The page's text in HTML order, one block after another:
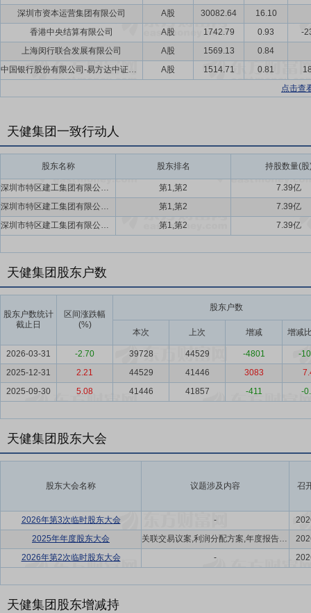
深圳市资本运营集团有限公司
A股 30082.64
16.10
香港中央结算有限公司
A股 1742.79 0.93
-
上海闵行联合发展有限公司
A股 1569.13
0.84
中国银行股份有限公司-易方达中证红利交易型开放式指数证券投资基金
A股 1514.71 0.81
点击查
天健集团一致行动人
股东名称 股东排名 持股数量(股
深圳市特区建工集团有限公司,深圳市资本运营集团有限公司 第1,第2
7.39亿
深圳市特区建工集团有限公司,深圳市资本运营集团有限公司
第1,第2
7.39亿
深圳市特区建工集团有限公司,深圳市资本运营集团有限公司
第1,第2 7.39亿
天健集团股东户数
股东户数统计
截止日
区间涨跌幅
(%)
股东户数
本次 上次 增减 增减
2026-03-31 -2.70 39728 44529 -4801
-
2025-12-31
2.21 44529 41446 3083
2025-09-30
5.08 41446 41857 -411 -
天健集团股东大会
股东大会名称 议题涉及内容 召
2026年第3次临时股东大会 -
2025年年度股东大会
关联交易议案,利润分配方案,年度报告(摘要)议案
2026年第2次临时股东大会
-
天健集团股东增减持